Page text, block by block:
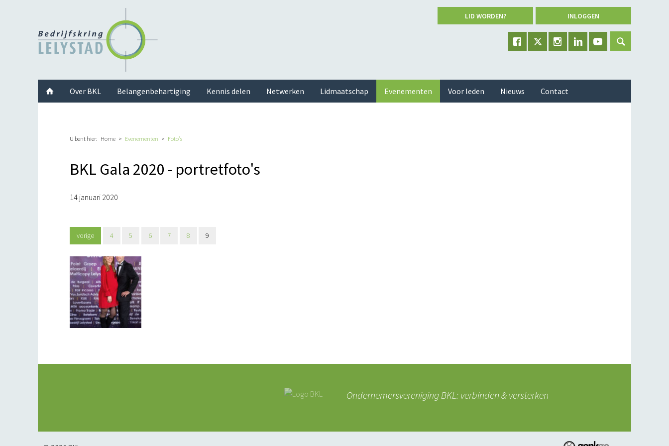
Twitter InstagramLinkedInYoutube
LID WORDEN? INLOGGEN
U bent hier: Home Evenementen Foto's
BKL Gala 2020 - portretfoto's
14 januari 2020
vorige 4 5 6 7 8 9
Ondernemersvereniging BKL: verbinden & versterken
Over BKL Belangenbehartiging Kennis delen Netwerken Lidmaatschap Evenementen Voor leden Nieuws Contact